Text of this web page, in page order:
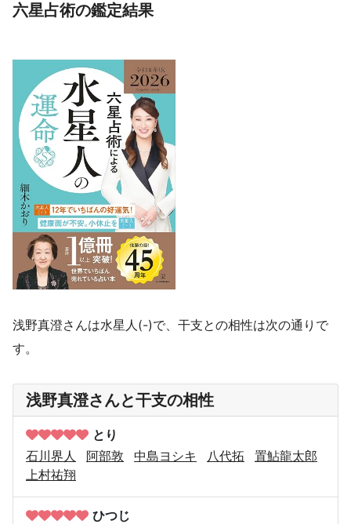
六星占術の鑑定結果
浅野真澄さんは水星人(-)で、干支との相性は次の通りで
す。
浅野真澄さんと干支の相性
とり
石川界人
阿部敦 中島ヨシキ 八代拓
置鮎龍太郎
上村祐翔
ひつじ